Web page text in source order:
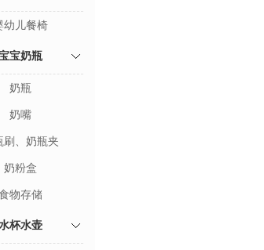
幼儿餐椅
宝奶瓶
奶瓶
奶嘴
刷、奶瓶夹
奶粉盒
物存储
杯水壶